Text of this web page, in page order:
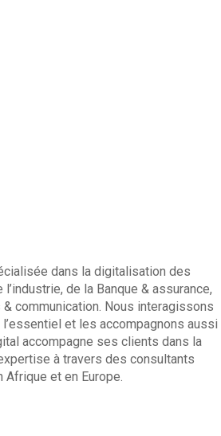
dans la digitalisation des
de la Banque & assurance,
communication. Nous interagissons
et les accompagnons aussi
accompagne ses clients dans la
à travers des consultants
et en Europe.